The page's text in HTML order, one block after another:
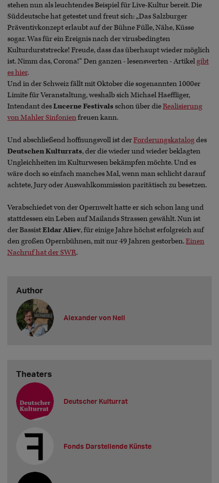
stehen nun als leuchtendes Beispiel für Live-Kultur bereit. Die
Süddeutsche hat getestet und freut sich: „Das Salzburger
Präventivkonzept erlaubt auf der Bühne Fülle, Nähe, Küsse
sogar. Was für ein Ereignis nach der virusbedingten
Kulturdurststrecke! Freude, dass das überhaupt wieder möglich
ist. Nimm das, Corona!“ Den ganzen - lesenswerten - Artikelgibt
es hier.
Und in der Schweiz fällt mit Oktober die sogenannten 1000er
Limite für Veranstaltung, weshalb sich Michael Haeffliger,
Intendant desLucerne Festivalsschon über dieRealisierung
von Mahler Sinfonienfreuen kann.
Und abschließend hoffnungsvoll ist derForderungskatalogdes
Deutschen Kulturrats, der die wieder und wieder beklagten
Ungleichheiten im Kulturwesen bekämpfen möchte. Und es
wäre doch so einfach manches Mal, wenn man schlicht darauf
achtete, Jury oder Auswahlkommission paritätisch zu besetzen.
Verabschiedet von der Opernwelt hatte er sich schon lang und
stattdessen ein Leben auf Mailands Strassen gewählt. Nun ist
der BassistEldar Aliev, für einige Jahre höchst erfolgreich auf
den großen Opernbühnen, mit nur 49 Jahren gestorben.Einen
Nachruf hat der SWR.
Author
Alexander von Nell
Theaters
Deutscher Kulturrat
Fonds Darstellende Künste